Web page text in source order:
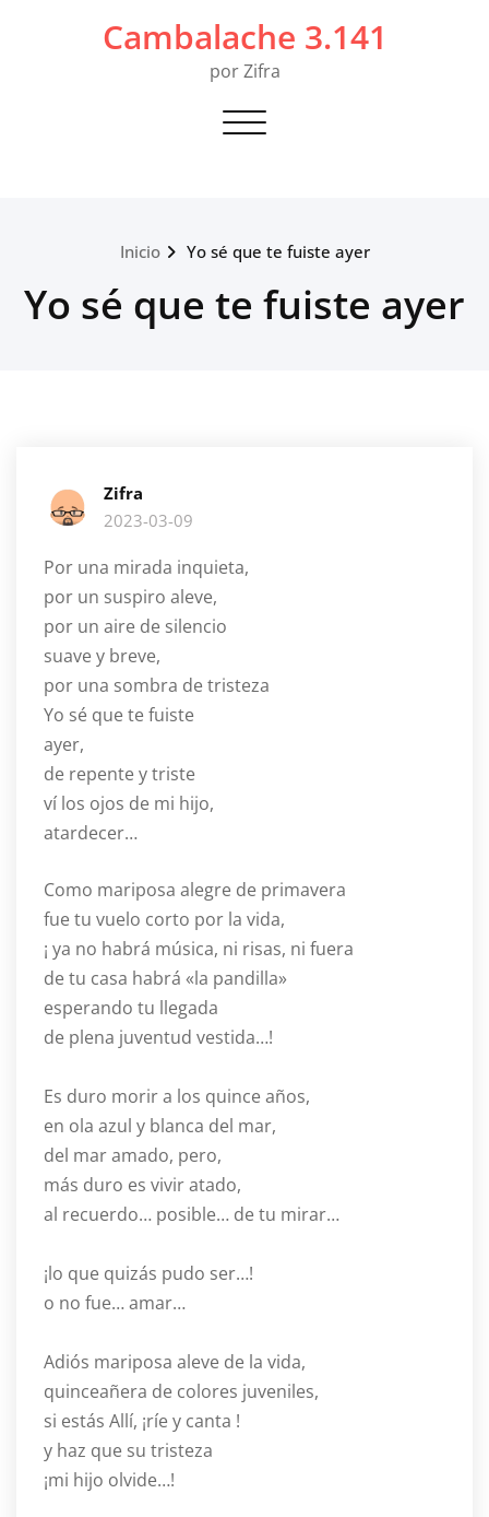
Cambalache 3.141
por Zifra
Alternar navegación
Inicio Yo sé que te fuiste ayer
Yo sé que te fuiste ayer
Zifra
2023-03-09
Por una mirada inquieta,
por un suspiro aleve,
por un aire de silencio
suave y breve,
por una sombra de tristeza
Yo sé que te fuiste
ayer,
de repente y triste
ví los ojos de mi hijo,
atardecer…
Como mariposa alegre de primavera
fue tu vuelo corto por la vida,
¡ ya no habrá música, ni risas, ni fuera
de tu casa habrá «la pandilla»
esperando tu llegada
de plena juventud vestida…!
Es duro morir a los quince años,
en ola azul y blanca del mar,
del mar amado, pero,
más duro es vivir atado,
al recuerdo… posible… de tu mirar…
¡lo que quizás pudo ser…!
o no fue… amar…
Adiós mariposa aleve de la vida,
quinceañera de colores juveniles,
si estás Allí, ¡ríe y canta !
y haz que su tristeza
¡mi hijo olvide…!